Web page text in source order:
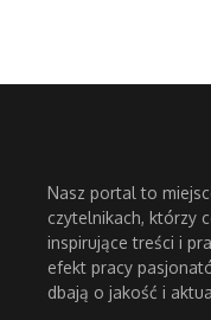
Nasz portal to
czytelnikach, którzy
inspirujące treści i
efekt pracy
dbają o jakość i